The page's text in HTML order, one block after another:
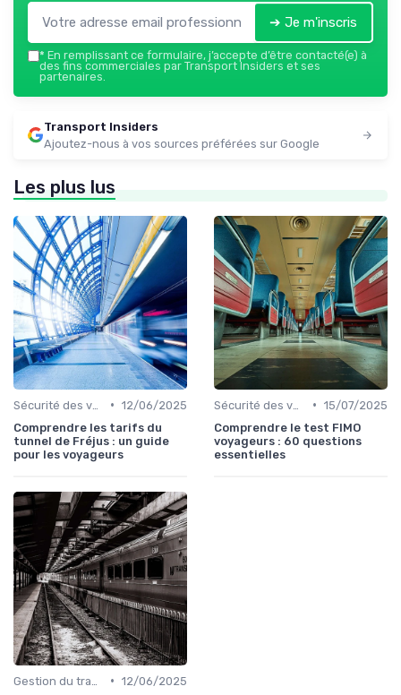
➔ Je m'inscris
* En remplissant ce formulaire, j’accepte d’être contacté(e) à
des fins commerciales par Transport Insiders et ses
partenaires.
Transport Insiders
Ajoutez-nous à vos sources préférées sur Google
Les plus lus
• 12/06/2025
Comprendre les tarifs du
tunnel de Fréjus : un guide
pour les voyageurs
• 15/07/2025
Comprendre le test FIMO
voyageurs : 60 questions
essentielles
• 12/06/2025